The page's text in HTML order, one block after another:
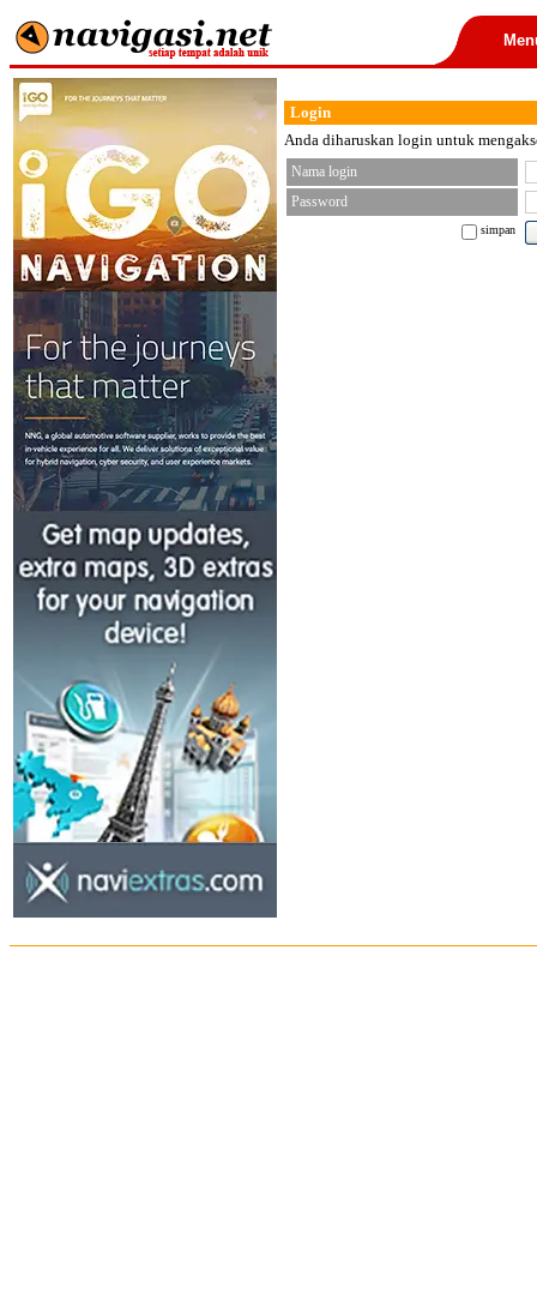
Login
Anda diharuskan login untuk
Nama login
Password
simpan